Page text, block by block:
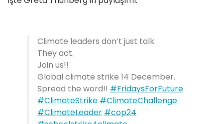
Climate leaders don’t just talk.
They act.
Join us!!
Global climate strike 14 December.
Spread the word!! #FridaysForFuture
#ClimateStrike #ClimateChallenge
#ClimateLeader #cop24